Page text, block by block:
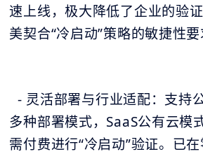
速上线，极大降低了企业的验
美契合“冷启动”策略的敏捷性要
- 灵活部署与行业适配：支持
多种部署模式，SaaS公有云模
需付费进行“冷启动”验证。已